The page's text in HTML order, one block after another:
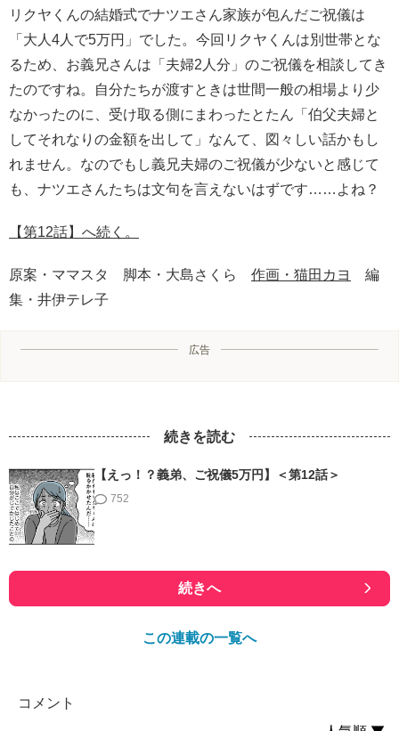
リクヤくんの結婚式でナツエさん家族が包んだご祝儀は
「大人4人で5万円」でした。今回リクヤくんは別世帯とな
るため、お義兄さんは「夫婦2人分」のご祝儀を相談してき
たのですね。自分たちが渡すときは世間一般の相場より少
なかったのに、受け取る側にまわったとたん「伯父夫婦と
してそれなりの金額を出して」なんて、図々しい話かもし
れません。なのでもし義兄夫婦のご祝儀が少ないと感じて
も、ナツエさんたちは文句を言えないはずです……よね？
【第12話】へ続く。
原案・ママスタ 脚本・大島さくら 作画・猫田カヨ
編
集・井伊テレ子
広告
続きを読む
【えっ！？義弟、ご祝儀5万円】＜第12話＞
752
続きへ
この連載の一覧へ